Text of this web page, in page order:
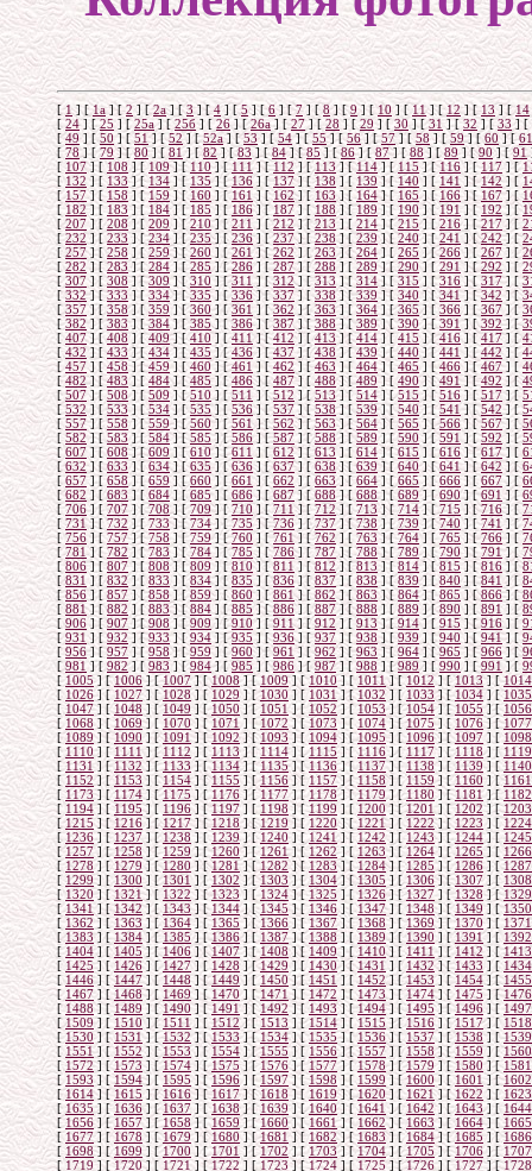
[1 ] [1а ] [2 ] [2а] [3 ] [4 ] [5] [6] [7 ] [ 8] [9] [ 10 ] [ 11] [12 ] [13] [14
[24] [25 ] [ 25а ] [ 25б] [ 26] [26a] [27 ] [ 28 ] [ 29] [ 30] [31 ] [ 32 ] [ 33 ] [
[49 ] [50 ] [51] [52 ] [52а ] [53 ] [54 ] [55] [56 ] [57 ] [ 58] [ 59] [60 ] [ 61
[ 78] [79] [80] [81] [ 82 ] [83] [ 84] [85 ] [86] [ 87] [ 88] [ 89] [90] [91
[ 107] [ 108 ] [ 109] [ 110 ] [ 111] [112 ] [113] [114 ] [ 115 ] [116 ] [ 117 ] [
[132 ] [ 133] [134 ] [ 135] [136 ] [ 137] [138 ] [ 139] [140] [ 141 ] [142] [
[157] [ 158 ] [159 ] [160 ] [161 ] [ 162] [ 163 ] [164 ] [ 165] [ 166 ] [ 167] [
[ 182] [ 183] [ 184] [185 ] [ 186] [ 187 ] [188] [189] [190 ] [191 ] [ 192 ] [
[207 ] [208] [ 209 ] [210] [ 211 ] [212 ] [213 ] [ 214] [215] [ 216] [217] [
[232] [ 233] [234] [ 235] [ 236] [237] [ 238 ] [239] [240] [241 ] [242] [
[ 257] [ 258 ] [259] [260 ] [ 261] [262] [263] [264 ] [ 265 ] [266 ] [ 267 ] [
[282 ] [ 283 ] [ 284 ] [285] [286] [287] [288 ] [ 289] [ 290] [ 291 ] [ 292 ] [
[ 307] [ 308] [309 ] [310 ] [311 ] [ 312] [313 ] [ 314 ] [315 ] [316 ] [ 317] [
[332] [333 ] [ 334] [335] [ 336] [337] [338] [339 ] [ 340 ] [341 ] [342 ] [
[357 ] [ 358] [ 359 ] [360] [ 361 ] [362 ] [ 363] [ 364 ] [365] [366 ] [367 ] [
[382] [383] [384] [385] [ 386] [ 387 ] [388] [389] [390] [ 391 ] [392] [
[ 407] [408 ] [409] [410] [ 411 ] [412] [413] [414 ] [ 415] [416] [417] [
[ 432 ] [ 433 ] [ 434 ] [ 435 ] [436] [437] [438 ] [439] [ 440] [ 441 ] [442 ] [
[ 457 ] [ 458] [459 ] [ 460] [461 ] [ 462 ] [463 ] [ 464] [465 ] [466 ] [467] [
[482] [483 ] [ 484] [485] [ 486] [487] [ 488] [489] [ 490] [491 ] [492 ] [
[507 ] [ 508] [ 509 ] [510] [ 511 ] [512 ] [ 513] [ 514 ] [515] [516 ] [ 517] [
[ 532] [533] [534] [535] [ 536] [ 537 ] [538] [539] [540 ] [541 ] [542] [
[ 557] [ 558 ] [559] [560] [ 561] [562] [563] [564 ] [ 565] [566 ] [567] [
[ 582] [ 583 ] [ 584] [ 585 ] [ 586 ] [587 ] [588] [589 ] [ 590 ] [591 ] [592 ] [
[ 607] [ 608] [609] [ 610] [611 ] [ 612] [613 ] [ 614] [615 ] [616 ] [617] [
[632] [633 ] [634] [635] [636] [637] [ 638] [639] [ 640] [641 ] [642] [
[657 ] [ 658 ] [ 659] [660 ] [661 ] [ 662 ] [663] [ 664] [ 665 ] [666 ] [ 667] [
[682 ] [683 ] [ 684 ] [685] [ 686] [ 687 ] [688 ] [ 688] [689] [ 690] [691 ] [
[ 706] [ 707] [708 ] [709] [ 710] [711] [ 712] [713 ] [ 714 ] [715 ] [716] [
[ 731] [ 732 ] [733] [ 734 ] [ 735] [736 ] [737] [738 ] [ 739 ] [740 ] [741 ] [
[756] [ 757] [758 ] [ 759] [760 ] [ 761] [762 ] [ 763] [764] [765 ] [766] [
[781] [ 782 ] [783 ] [784 ] [785 ] [786] [ 787] [788 ] [ 789] [790 ] [ 791] [
[ 806] [ 807] [ 808] [809 ] [ 810] [ 811 ] [812] [813] [814 ] [815 ] [ 816 ] [
[831 ] [832] [ 833 ] [834] [ 835 ] [836 ] [837 ] [ 838] [839] [ 840] [841 ] [
[856] [ 857] [858] [ 859] [ 860] [861] [ 862 ] [863] [864] [865 ] [866] [
[ 881] [ 882 ] [883] [884 ] [ 885] [886] [887] [888 ] [ 889 ] [890 ] [ 891 ] [
[906] [ 907] [ 908 ] [909 ] [910] [911] [912 ] [ 913] [ 914] [ 915 ] [ 916 ] [
[ 931 ] [ 932] [933 ] [934 ] [935 ] [ 936] [937 ] [ 938 ] [939 ] [940 ] [ 941] [
[956] [957 ] [ 958] [959] [ 960] [961 ] [962] [963 ] [ 964 ] [965 ] [966 ] [
[981 ] [ 982] [ 983 ] [984] [ 985 ] [986 ] [ 987] [ 988 ] [989] [990 ] [991 ] [
[1005 ] [1006] [1007 ] [1008] [ 1009] [1010] [1011 ] [ 1012] [1013] [1014
[ 1026] [ 1027] [1028] [1029 ] [1030 ] [ 1031] [1032] [ 1033] [1034 ] [1035
[ 1047] [1048] [1049 ] [1050 ] [ 1051 ] [ 1052] [ 1053] [1054 ] [1055 ] [ 1056
[ 1068 ] [1069] [ 1070 ] [1071 ] [1072 ] [1073 ] [ 1074] [1075] [ 1076] [1077
[1089] [ 1090 ] [1091 ] [1092] [1093] [ 1094] [1095] [1096] [1097 ] [ 1098
[1110] [ 1111 ] [ 1112 ] [1113] [1114 ] [1115] [ 1116] [ 1117] [1118] [ 1119
[ 1131 ] [1132 ] [1133 ] [1134 ] [1135] [1136] [1137] [ 1138] [1139] [ 1140
[ 1152] [ 1153 ] [1154] [1155 ] [1156 ] [ 1157] [1158] [1159] [1160 ] [1161
[ 1173] [ 1174 ] [1175 ] [1176 ] [1177 ] [ 1178] [1179 ] [1180] [1181 ] [ 1182
[ 1194] [1195] [ 1196 ] [1197 ] [1198 ] [1199 ] [1200 ] [1201 ] [ 1202] [1203
[1215] [1216] [1217] [1218] [1219] [ 1220] [1221] [1222] [ 1223 ] [1224
[ 1236] [1237 ] [ 1238 ] [1239] [1240] [ 1241] [ 1242] [1243] [1244 ] [ 1245
[1257 ] [ 1258 ] [ 1259 ] [1260] [ 1261] [ 1262 ] [ 1263] [1264 ] [1265] [ 1266
[ 1278] [ 1279 ] [1280] [1281 ] [1282 ] [ 1283] [1284] [1285] [1286 ] [1287
[ 1299] [ 1300] [1301 ] [1302 ] [1303 ] [ 1304] [1305] [ 1306] [1307 ] [1308
[1320 ] [1321] [ 1322 ] [1323] [1324] [1325 ] [1326] [1327] [ 1328] [1329
[1341 ] [ 1342] [1343] [1344] [1345 ] [ 1346] [1347] [ 1348] [1349 ] [1350
[ 1362 ] [1363 ] [ 1364 ] [1365 ] [1366] [1367] [1368] [ 1369] [1370] [ 1371
[1383 ] [ 1384 ] [ 1385 ] [1386] [ 1387] [1388 ] [ 1389] [1390 ] [ 1391] [ 1392
[1404] [1405 ] [1406 ] [1407] [1408] [1409 ] [1410] [1411] [1412] [1413
[ 1425] [ 1426] [1427 ] [ 1428 ] [1429 ] [ 1430] [1431 ] [ 1432] [1433 ] [1434
[1446] [1447] [ 1448 ] [1449 ] [ 1450] [ 1451 ] [1452] [1453 ] [1454 ] [ 1455
[ 1467 ] [ 1468] [ 1469] [ 1470 ] [1471 ] [1472 ] [1473 ] [1474] [1475 ] [1476
[ 1488] [ 1489 ] [1490] [1491] [1492 ] [ 1493] [1494] [1495] [1496 ] [ 1497
[1509] [ 1510] [ 1511 ] [1512] [1513 ] [1514] [ 1515] [1516] [1517] [ 1518
[1530 ] [1531 ] [1532 ] [1533] [ 1534] [1535] [1536] [ 1537] [1538] [1539
[ 1551] [ 1552 ] [1553] [1554 ] [1555 ] [ 1556] [1557] [ 1558] [1559 ] [1560
[ 1572] [1573] [1574 ] [1575 ] [ 1576] [ 1577] [ 1578] [1579 ] [1580 ] [ 1581
[ 1593 ] [1594] [ 1595 ] [1596 ] [1597] [1598 ] [ 1599 ] [1600] [ 1601 ] [1602
[1614] [ 1615 ] [1616] [1617] [1618] [ 1619] [1620] [1621] [1622 ] [ 1623
[1635] [ 1636 ] [ 1637 ] [1638] [1639 ] [1640] [ 1641 ] [ 1642] [1643] [ 1644
[ 1656 ] [1657 ] [1658 ] [1659 ] [1660] [1661] [1662] [ 1663] [1664] [ 1665
[ 1677] [ 1678 ] [1679] [1680 ] [1681 ] [ 1682] [1683] [1684] [1685 ] [1686
[ 1698] [ 1699 ] [1700 ] [1701 ] [1702 ] [ 1703] [1704] [1705] [1706 ] [ 1707
[ 1719] [1720] [ 1721 ] [1722 ] [1723 ] [1724 ] [1725 ] [1726] [ 1727] [1728